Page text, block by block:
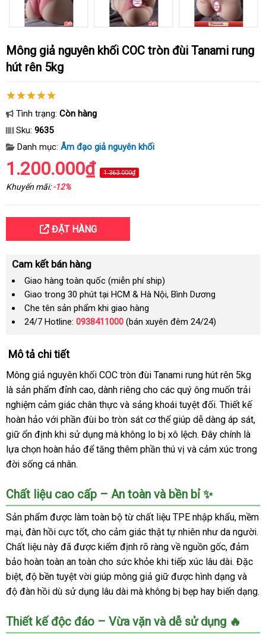
Mông giả nguyên khối COC tròn đùi Tanami rung
hút rên 5kg
Tình trạng: Còn hàng
Sku: 9635
Danh mục: Âm đạo giả nguyên khối
1.200.000₫ 1.363.000₫
Khuyến mãi:-12%
ĐẶT HÀNG
Cam kết bán hàng
Giao hàng toàn quốc (miễn phí ship)
Giao trong 30 phút tại HCM & Hà Nội, Bình Dương
Che tên sản phẩm khi giao hàng
24/7 Hotline: 0938411000 (bán xuyên đêm 24/24)
Mô tả chi tiết
Mông giả nguyên khối COC tròn đùi Tanami rung hút rên 5kg
là sản phẩm đỉnh cao, dành riêng cho các quý ông muốn trải
nghiệm cảm giác chân thực và sảng khoái tuyệt đối. Thiết kế
hoàn hảo với phần đùi bo tròn sát cơ thể giúp dễ dàng áp sát,
giữ ổn định khi sử dụng mà không lo bị xô lệch. Đây chính là
lựa chọn hoàn hảo để tăng thêm phần thú vị và cảm xúc trong
đời sống cá nhân.
Chất liệu cao cấp – An toàn và bền bỉ ✨
Sản phẩm được làm toàn bộ từ chất liệu TPE nhập khẩu, mềm
mại, đàn hồi cực tốt, cho cảm giác thật tự nhiên như da người.
Chất liệu này đã được kiểm định rõ ràng về nguồn gốc, đảm
bảo hoàn toàn an toàn cho sức khỏe khi tiếp xúc lâu dài. Đặc
biệt, độ bền tuyệt vời giúp mông giả giữ được hình dạng và
độ đàn hồi dù sử dụng lâu dài mà không bị bẹp hay biến dạng.
Thiết kế độc đáo – Vừa vặn và dễ sử dụng 🔥